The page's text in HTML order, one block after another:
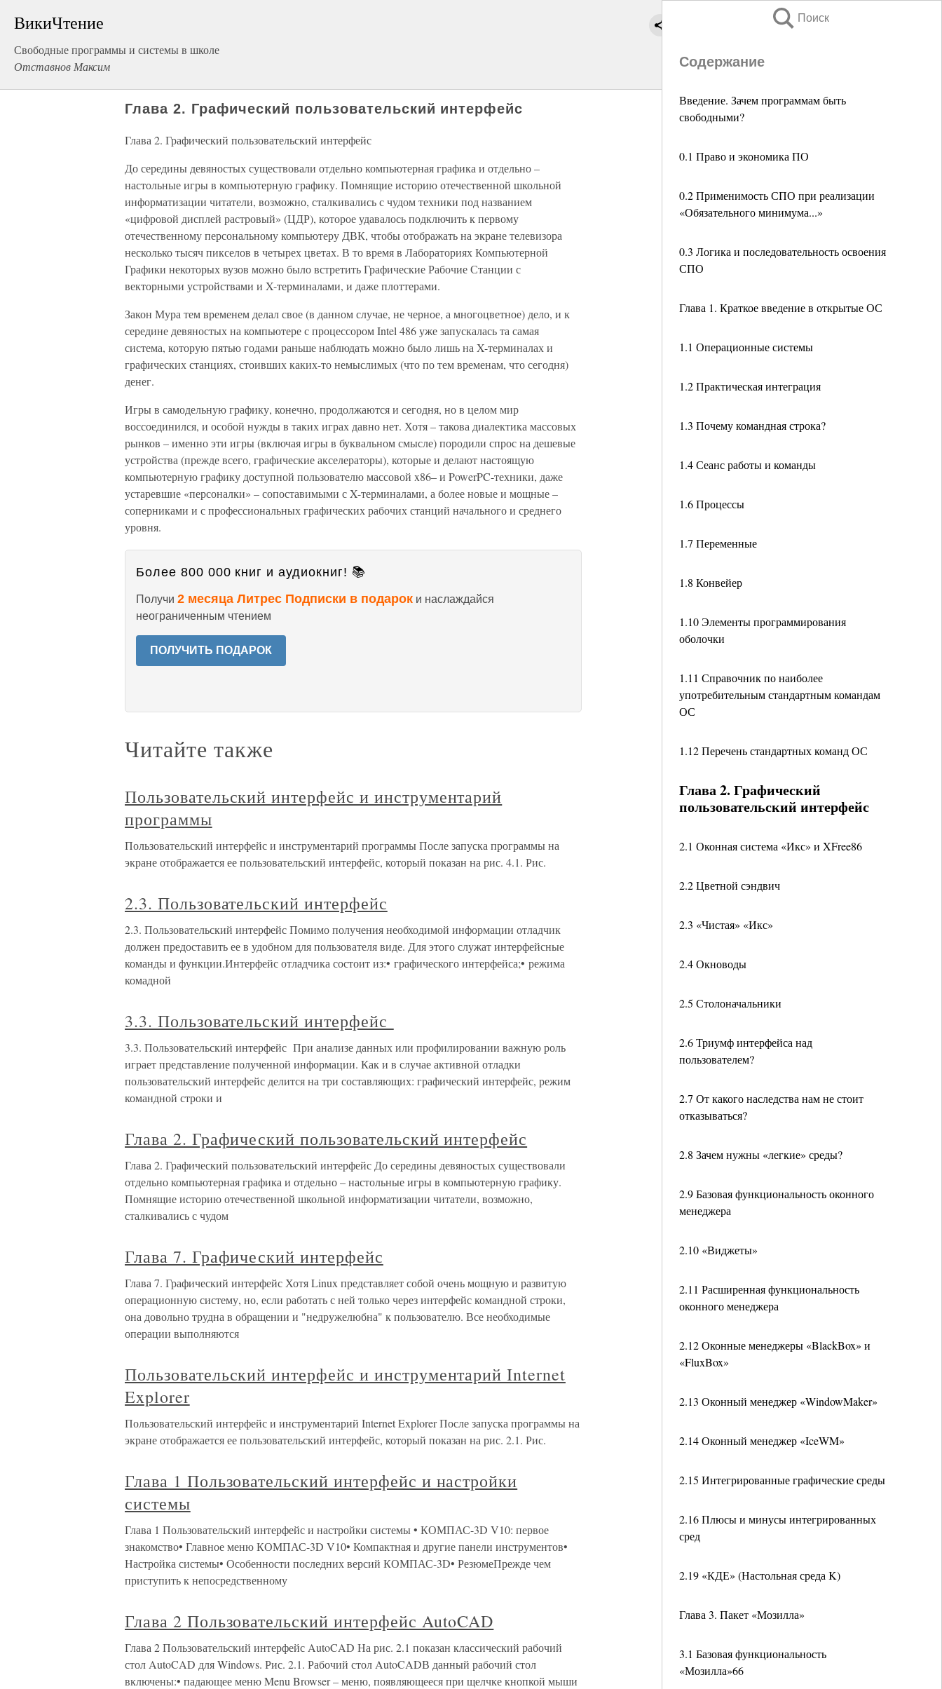
ВикиЧтение
Свободные программы и системы в школе
Отставнов Максим
Поиск
Содержание
Введение. Зачем программам быть
свободными?
0.1 Право и экономика ПО
0.2 Применимость СПО при реализации
«Обязательного минимума...»
0.3 Логика и последовательность освоения
СПО
Глава 1. Краткое введение в открытые ОС
1.1 Операционные системы
1.2 Практическая интеграция
1.3 Почему командная строка?
1.4 Сеанс работы и команды
1.6 Процессы
1.7 Переменные
1.8 Конвейер
1.10 Элементы программирования
оболочки
1.11 Справочник по наиболее
употребительным стандартным командам
ОС
1.12 Перечень стандартных команд ОС
Глава 2. Графический
пользовательский интерфейс
2.1 Оконная система «Икс» и XFree86
2.2 Цветной сэндвич
2.3 «Чистая» «Икс»
2.4 Окноводы
2.5 Столоначальники
2.6 Триумф интерфейса над
пользователем?
2.7 От какого наследства нам не стоит
отказываться?
2.8 Зачем нужны «легкие» среды?
2.9 Базовая функциональность оконного
менеджера
2.10 «Виджеты»
2.11 Расширенная функциональность
оконного менеджера
2.12 Оконные менеджеры «BlackBox» и
«FluxBox»
2.13 Оконный менеджер «WindowMaker»
2.14 Оконный менеджер «IceWM»
2.15 Интегрированные графические среды
2.16 Плюсы и минусы интегрированных
сред
2.19 «КДЕ» (Настольная среда K)
Глава 3. Пакет «Мозилла»
3.1 Базовая функциональность
«Мозилла»66
Глава 2. Графический пользовательский интерфейс
Глава 2. Графический пользовательский интерфейс
До середины девяностых существовали отдельно компьютерная графика и отдельно –
настольные игры в компьютерную графику. Помнящие историю отечественной школьной
информатизации читатели, возможно, сталкивались с чудом техники под названием
«цифровой дисплей растровый» (ЦДР), которое удавалось подключить к первому
отечественному персональному компьютеру ДВК, чтобы отображать на экране телевизора
несколько тысяч пикселов в четырех цветах. В то время в Лабораториях Компьютерной
Графики некоторых вузов можно было встретить Графические Рабочие Станции с
векторными устройствами и X-терминалами, и даже плоттерами.
Закон Мура тем временем делал свое (в данном случае, не черное, а многоцветное) дело, и к
середине девяностых на компьютере с процессором Intel 486 уже запускалась та самая
система, которую пятью годами раньше наблюдать можно было лишь на X-терминалах и
графических станциях, стоивших каких-то немыслимых (что по тем временам, что сегодня)
денег.
Игры в самодельную графику, конечно, продолжаются и сегодня, но в целом мир
воссоединился, и особой нужды в таких играх давно нет. Хотя – такова диалектика массовых
рынков – именно эти игры (включая игры в буквальном смысле) породили спрос на дешевые
устройства (прежде всего, графические акселераторы), которые и делают настоящую
компьютерную графику доступной пользователю массовой x86– и PowerPC-техники, даже
устаревшие «персоналки» – сопоставимыми с X-терминалами, а более новые и мощные –
соперниками и с профессиональных графических рабочих станций начального и среднего
уровня.
Более 800 000 книг и аудиокниг! 📚
Получи 2 месяца Литрес Подписки в подарок и наслаждайся
неограниченным чтением
ПОЛУЧИТЬ ПОДАРОК
Читайте также
Пользовательский интерфейс и инструментарий
программы
Пользовательский интерфейс и инструментарий программы После запуска программы на
экране отображается ее пользовательский интерфейс, который показан на рис. 4.1. Рис.
2.3. Пользовательский интерфейс
2.3. Пользовательский интерфейс Помимо получения необходимой информации отладчик
должен предоставить ее в удобном для пользователя виде. Для этого служат интерфейсные
команды и функции.Интерфейс отладчика состоит из:• графического интерфейса;• режима
комадной
3.3. Пользовательский интерфейс
3.3. Пользовательский интерфейс При анализе данных или профилировании важную роль
играет представление полученной информации. Как и в случае активной отладки
пользовательский интерфейс делится на три составляющих: графический интерфейс, режим
командной строки и
Глава 2. Графический пользовательский интерфейс
Глава 2. Графический пользовательский интерфейс До середины девяностых существовали
отдельно компьютерная графика и отдельно – настольные игры в компьютерную графику.
Помнящие историю отечественной школьной информатизации читатели, возможно,
сталкивались с чудом
Глава 7. Графический интерфейс
Глава 7. Графический интерфейс Хотя Linux представляет собой очень мощную и развитую
операционную систему, но, если работать с ней только через интерфейс командной строки,
она довольно трудна в обращении и "недружелюбна" к пользователю. Все необходимые
операции выполняются
Пользовательский интерфейс и инструментарий Internet
Explorer
Пользовательский интерфейс и инструментарий Internet Explorer После запуска программы на
экране отображается ее пользовательский интерфейс, который показан на рис. 2.1. Рис.
Глава 1 Пользовательский интерфейс и настройки
системы
Глава 1 Пользовательский интерфейс и настройки системы • КОМПАС-3D V10: первое
знакомство• Главное меню КОМПАС-3D V10• Компактная и другие панели инструментов•
Настройка системы• Особенности последних версий КОМПАС-3D• РезюмеПрежде чем
приступить к непосредственному
Глава 2 Пользовательский интерфейс AutoCAD
Глава 2 Пользовательский интерфейс AutoCAD На рис. 2.1 показан классический рабочий
стол AutoCAD для Windows. Рис. 2.1. Рабочий стол AutoCADВ данный рабочий стол
включены:• падающее меню Menu Browser – меню, появляющееся при щелчке кнопкой мыши